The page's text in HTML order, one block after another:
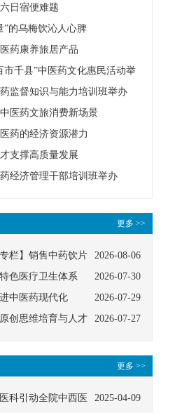
日宿便难题
”的乌梅饮沁人心脾
药康养旅居产品
市千县”中医药文化惠民活动举
监督知识与能力培训班举办
医药文旅消费新场景
药的经济资源潜力
支撑高质量发展
经济管理干部培训班举办
更多 >>
2026-08-06
栏】销售中药饮片
及注意事项
2026-07-30
色医疗卫生体系
2026-07-29
中医药现代化
2026-07-27
创思维培育与人才
更多 >>
2025-04-09
科引动全院中西医